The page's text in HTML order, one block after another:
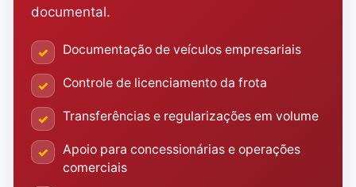
documental.
✓ Documentação de veículos empresariais
✓ Controle de licenciamento da frota
✓ Transferências e regularizações em volume
✓
Apoio para concessionárias e operações
comerciais